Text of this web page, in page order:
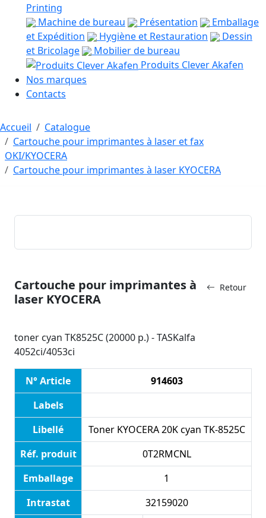
Printing
Machine de bureau
Présentation
Emballage
et Expédition
Hygiène et Restauration
Dessin
et Bricolage
Mobilier de bureau
Produits Clever Akafen
Nos marques
Contacts
Accueil
Catalogue
Cartouche pour imprimantes à laser et fax
OKI/KYOCERA
Cartouche pour imprimantes à laser KYOCERA
Retour
Cartouche pour imprimantes à
laser KYOCERA
toner cyan TK8525C (20000 p.) - TASKalfa
4052ci/4053ci
N° Article
914603
Labels
Libellé
Toner KYOCERA 20K cyan TK-8525C
Réf. produit
0T2RMCNL
Emballage
1
Intrastat
32159020